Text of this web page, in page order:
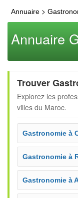
Annuaire >
Annuaire
Trouver
Explorez les
villes du Maroc.
Gastronomie à
Gastronomie à
Gastronomie à